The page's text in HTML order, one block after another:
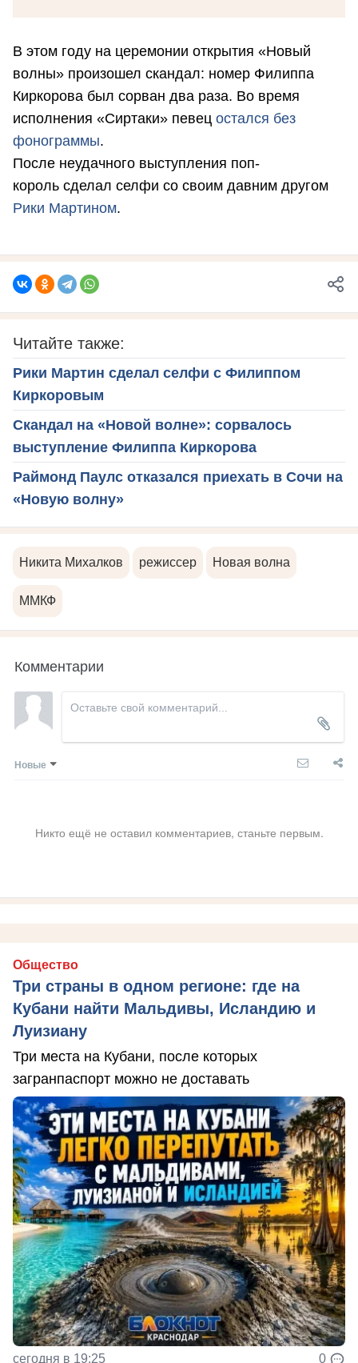
В этом году на церемонии открытия «Новый
волны» произошел скандал: номер Филиппа
Киркорова был сорван два раза. Во время
исполнения «Сиртаки» певец остался без
фонограммы.
После неудачного выступления поп-
король сделал селфи со своим давним другом
Рики Мартином.
Читайте также:
Рики Мартин сделал селфи с Филиппом
Киркоровым
Скандал на «Новой волне»: сорвалось
выступление Филиппа Киркорова
Раймонд Паулс отказался приехать в Сочи на
«Новую волну»
Никита Михалков режиссер Новая волна
ММКФ
Комментарии
Новые
Никто ещё не оставил комментариев, станьте первым.
Общество
Три страны в одном регионе: где на
Кубани найти Мальдивы, Исландию и
Луизиану
Три места на Кубани, после которых
загранпаспорт можно не доставать
сегодня в 19:25 0